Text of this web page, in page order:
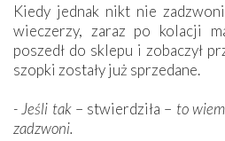
Kiedy jednak nikt nie
wieczerzy, zaraz po kolacji
poszedł do sklepu i zobaczył
szopki zostały już sprzedane.
- Jeśli tak– stwierdziła – to
zadzwoni.